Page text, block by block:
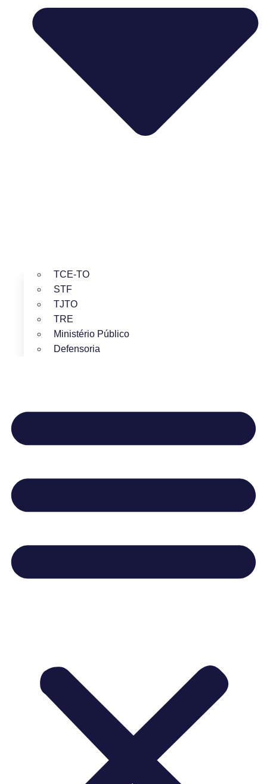
TCE-TO
STF
TJTO
TRE
Ministério Público
Defensoria